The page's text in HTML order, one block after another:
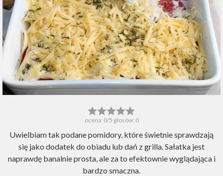
ocena: 0/5 głosów: 0
Uwielbiam tak podane pomidory, które świetnie sprawdzają
się jako dodatek do obiadu lub dań z grilla. Sałatka jest
naprawdę banalnie prosta, ale za to efektownie wyglądająca i
bardzo smaczna.